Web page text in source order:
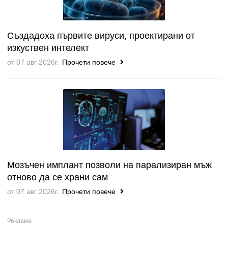
Създадоха първите вируси, проектирани от
изкуствен интелект
от 07 авг 2026г. Прочети повече
Мозъчен имплант позволи на парализиран мъж
отново да се храни сам
от 07 авг 2026г. Прочети повече